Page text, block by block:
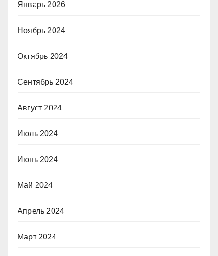
Январь 2026
Ноябрь 2024
Октябрь 2024
Сентябрь 2024
Август 2024
Июль 2024
Июнь 2024
Май 2024
Апрель 2024
Март 2024